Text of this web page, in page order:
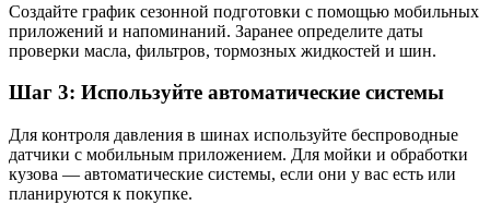
Создайте график сезонной подготовки с помощью мобильных
приложений и напоминаний. Заранее определите даты
проверки масла, фильтров, тормозных жидкостей и шин.
Шаг 3: Используйте автоматические системы
Для контроля давления в шинах используйте беспроводные
датчики с мобильным приложением. Для мойки и обработки
кузова — автоматические системы, если они у вас есть или
планируются к покупке.